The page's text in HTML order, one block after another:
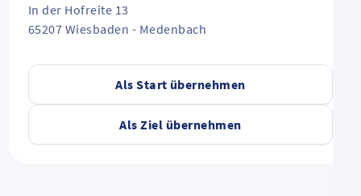
Als Start übernehmen
Als Ziel übernehmen
In der Hofreite 13
65207 Wiesbaden - Medenbach